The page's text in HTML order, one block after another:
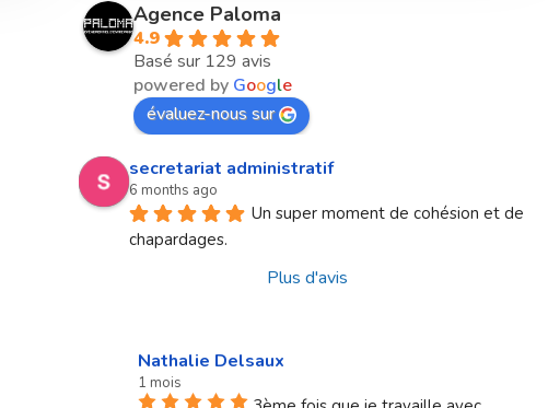
Agence Paloma
4.9
Basé sur 129 avis
powered by Google
évaluez-nous sur
secretariat administratif
6 months ago
Un super moment de cohésion et de
chapardages.
Plus d'avis
Nathalie Delsaux
1 mois